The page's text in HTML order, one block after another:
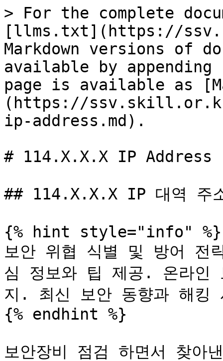
> For the complete
[llms.txt](https://
Markdown versions of
available by
page is available as
(https://
ip-address.md).
# 114.X.X.X IP Address
## 114.X.X.X IP 대역 주
{% hint style="info" %}
보안 위협 식별 및 방어 전
심 정보와 팁 제공. 온라인
지. 최신 보안 동향과 해킹
{% endhint %}
보안장비 점검 하면서 찾